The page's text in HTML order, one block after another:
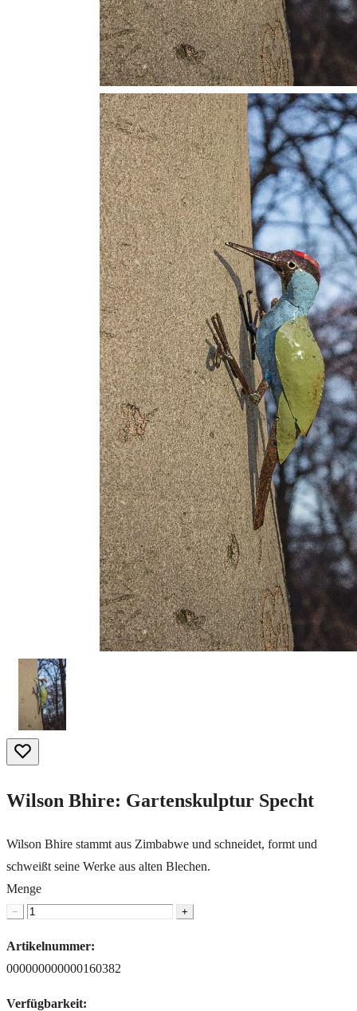
Wilson Bhire: Gartenskulptur Specht
Wilson Bhire stammt aus Zimbabwe und schneidet, formt und
schweißt seine Werke aus alten Blechen.
Menge
− +
Artikelnummer:
000000000000160382
Verfügbarkeit: